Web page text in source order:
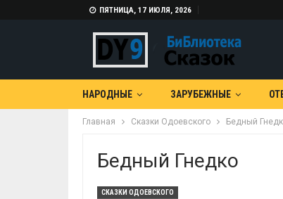
ПЯТНИЦА, 17 ИЮЛЯ, 2026
НАРОДНЫЕ ЗАРУБЕЖНЫЕ
Главная Сказки Одоевского Бедный
Бедный Гнедко
СКАЗКИ ОДОЕВСКОГО